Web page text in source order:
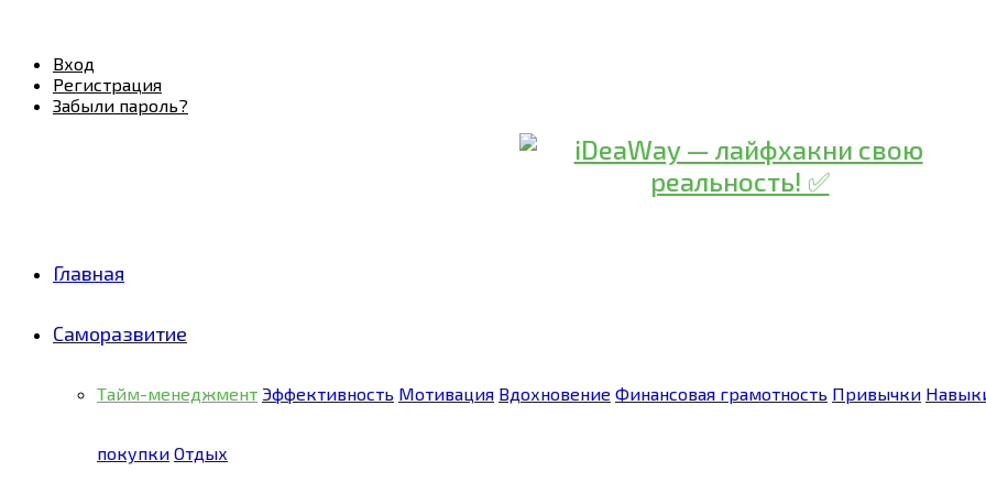
Вход
Регистрация
Забыли пароль?
Главная
Саморазвитие
Тайм-менеджмент Эффективность Мотивация Вдохновение Финансовая грамотность Привычки
покупки Отдых